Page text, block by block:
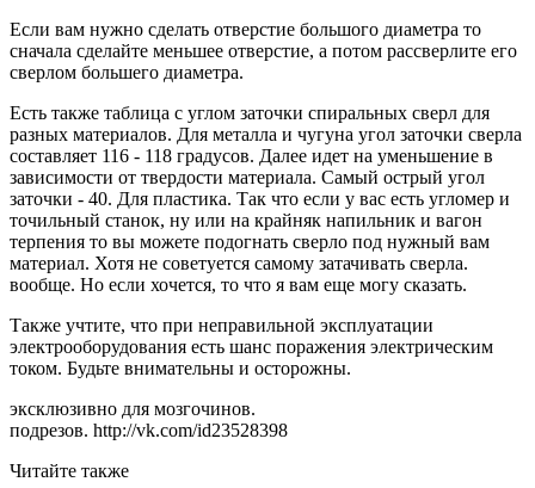
Если вам нужно сделать отверстие большого диаметра то
сначала сделайте меньшее отверстие, а потом рассверлите его
сверлом большего диаметра.
Есть также таблица с углом заточки спиральных сверл для
разных материалов. Для металла и чугуна угол заточки сверла
составляет 116 - 118 градусов. Далее идет на уменьшение в
зависимости от твердости материала. Самый острый угол
заточки - 40. Для пластика. Так что если у вас есть угломер и
точильный станок, ну или на крайняк напильник и вагон
терпения то вы можете подогнать сверло под нужный вам
материал. Хотя не советуется самому затачивать сверла.
вообще. Но если хочется, то что я вам еще могу сказать.
Также учтите, что при неправильной эксплуатации
электрооборудования есть шанс поражения электрическим
током. Будьте внимательны и осторожны.
эксклюзивно для мозгочинов.
подрезов. http://vk.com/id23528398
Читайте также